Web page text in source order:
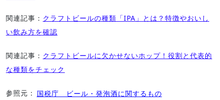
関連記事： クラフトビールの種類「IPA」とは？特徴やおいし
い飲み方を確認
関連記事： クラフトビールに欠かせないホップ！役割と代表的
な種類をチェック
参照元： 国税庁 ビール・発泡酒に関するもの